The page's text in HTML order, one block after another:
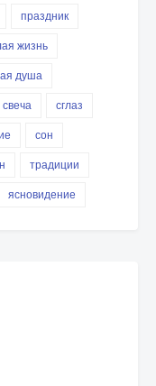
праздник
жизнь
душа
свеча
сглаз
сон
традиции
ясновидение